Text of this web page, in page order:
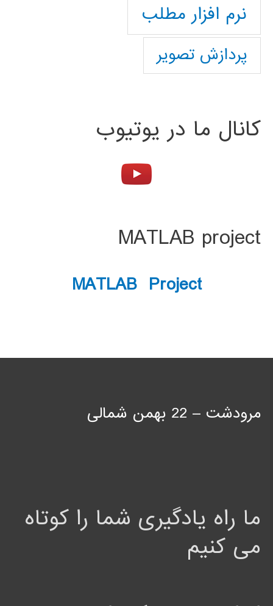
نرم افزار مطلب
پردازش تصویر
کانال ما در یوتیوب
MATLAB project
MATLAB Project
مرودشت – 22 بهمن شمالی
ما راه یادگیری شما را کوتاه
می کنیم